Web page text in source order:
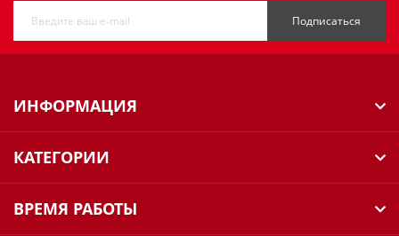
Подписаться
ИНФОРМАЦИЯ
КАТЕГОРИИ
ВРЕМЯ РАБОТЫ